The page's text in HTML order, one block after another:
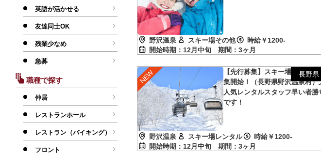
英語が活かせる
友達同士OK
残業少なめ
急募
職種で探す
仲居
レストランホール
レストラン（バイキング）
フロント
野沢温泉 スキー場その他
時給￥1200-
開始時期：12月中旬 期間：3ヶ月
長野県
【先行募集】スキー場スタッフ
集開始！（長野県野沢温泉村）
人気レンタルスタッフ早い者勝
です！
野沢温泉 スキー場レンタル
時給￥1200-
開始時期：12月中旬 期間：3ヶ月